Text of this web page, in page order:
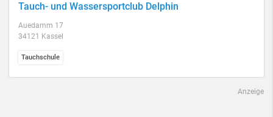
Tauch- und Wassersportclub Delphin
Auedamm 17
34121 Kassel
Tauchschule
Anzeige